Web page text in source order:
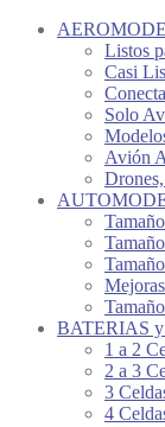
Listos
Casi
Solo
Avión
BATERIAS
1 a 2
2 a 3
3
4